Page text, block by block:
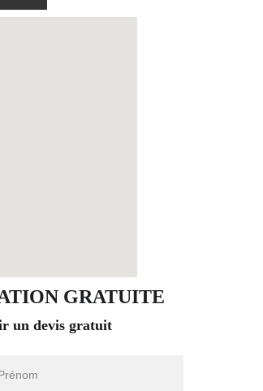
GRATUITE
un devis gratuit